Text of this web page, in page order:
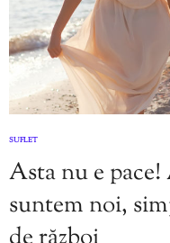
SUFLET
Asta nu e
suntem noi,